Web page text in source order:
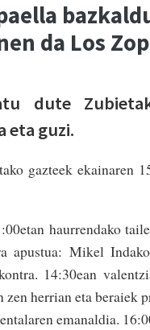
da Los
dute
eta guzi.
gazteek ekainaren
haurrendako
apustua: Mikel
14:30ean
herrian eta beraiek
emanaldia.